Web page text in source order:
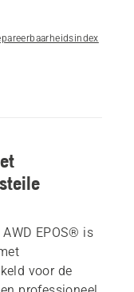
EPOS® is
voor de